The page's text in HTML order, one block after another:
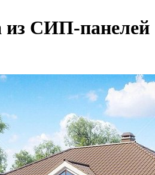
из СИП-панелей